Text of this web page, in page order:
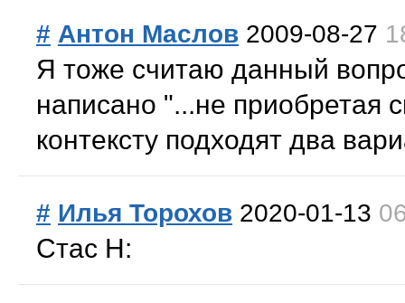
# Антон Маслов 2009-08-27
Я тоже считаю данный
написано "...не приобретая
контексту подходят два
# Илья Торохов 2020-01-13
Стас Н: